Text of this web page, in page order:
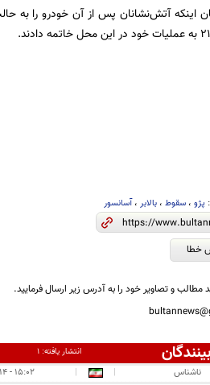
اینکه آتش‌نشانان پس از آن خودرو را به
پژو، سقوط، بالابر،آسانسور
خطا
مطالب و تصاویر خود را به آدرس زیر ارسال فرمایید.
انتشار یافته:۱
ناشناس |
| ۱۵:۰۲ - ۱۳۹۲/۱۰/۱۴